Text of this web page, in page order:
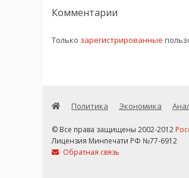
Комментарии
Только зарегистрированные
Политика Экономика
© Все права защищены 2002-2012
Лицензия Минпечати РФ №77-6912
Обратная связь